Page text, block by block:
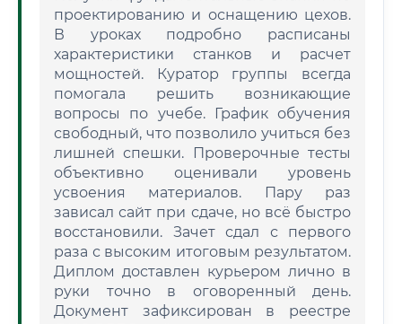
проектированию и оснащению цехов.
В уроках подробно расписаны
характеристики станков и расчет
мощностей. Куратор группы всегда
помогала решить возникающие
вопросы по учебе. График обучения
свободный, что позволило учиться без
лишней спешки. Проверочные тесты
объективно оценивали уровень
усвоения материалов. Пару раз
зависал сайт при сдаче, но всё быстро
восстановили. Зачет сдал с первого
раза с высоким итоговым результатом.
Диплом доставлен курьером лично в
руки точно в оговоренный день.
Документ зафиксирован в реестре